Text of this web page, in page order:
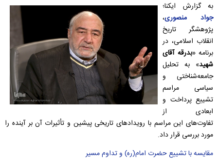
به گزارش ایکنا؛
جواد منصوری،
پژوهشگر تاریخ
انقلاب اسلامی، در
برنامه «بدرقه آقای
شهید» به تحلیل
جامعه‌شناختی و
سیاسی مراسم
تشییع پرداخت و
ابعادی از
تفاوت‌های این مراسم با رویدادهای تاریخی پیشین و تأثیرات آن بر آینده را
مورد بررسی قرار داد.
مقایسه با تشییع حضرت امام(ره) و تداوم مسیر